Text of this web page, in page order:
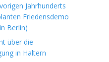
Jahrhunderts
Friedensdemo
Berlin)
über die
in Haltern